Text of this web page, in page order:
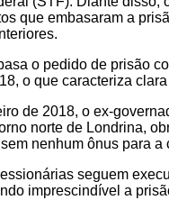
que embasaram a
o pedido de prisão
o que caracteriza
de 2018, o ex-
norte de Londrina,
nenhum ônus para a
seguem
imprescindível a